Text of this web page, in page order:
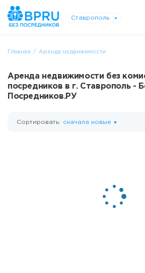
Ставрополь
Главная Аренда недвижимости
Аренда недвижимости без
посредников в г. Ставрополь -
Посредников.РУ
Сортировать: сначала новые